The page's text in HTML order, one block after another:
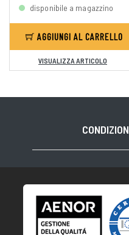
disponibile a magazzino
AGGIUNGI AL CARRELLO
VISUALIZZA ARTICOLO